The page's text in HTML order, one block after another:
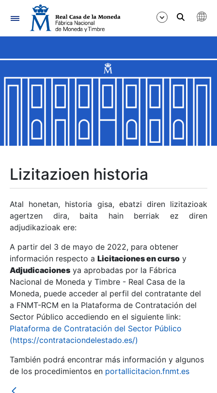
Nabigazioa
Erakutsi/Ezkutatu
Erakutsi/Ezkutatu
Erakutsi/Ezkutatu
Erakutsi/Ezkutatu
Erakutsi/Ezkutatu
Erakutsi/Ezkutatu
Erakutsi/Ezkutatu
Lizitazioen historia
Atal honetan, historia gisa, ebatzi diren lizitazioak
agertzen dira, baita hain berriak ez diren
adjudikazioak ere:
A partir del 3 de mayo de 2022, para obtener
información respecto a Licitaciones en curso y
Adjudicaciones ya aprobadas por la Fábrica
Nacional de Moneda y Timbre - Real Casa de la
Moneda, puede acceder al perfil del contratante del
a FNMT-RCM en la Plataforma de Contratación del
Sector Público accediendo en el siguiente link:
Plataforma de Contratación del Sector Público
(https://contrataciondelestado.es/)
También podrá encontrar más información y algunos
de los procedimientos en portallicitacion.fnmt.es